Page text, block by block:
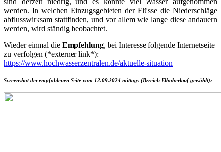
sind derzeit niedrig, und es könnte viel Wasser aufgenommen
werden. In welchen Einzugsgebieten der Flüsse die Niederschläge
abflusswirksam stattfinden, und vor allem wie lange diese andauern
werden, wird ständig beobachtet.
Wieder einmal die Empfehlung, bei Interesse folgende Internetseite
zu verfolgen (*externer link*):
https://www.hochwasserzentralen.de/aktuelle-situation
Screenshot der empfohlenen Seite vom 12.09.2024 mittags (Bereich Elboberlauf gewählt):